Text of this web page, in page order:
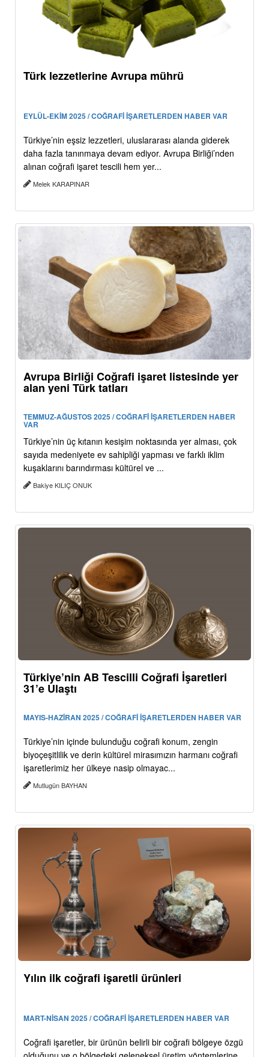
Türk lezzetlerine Avrupa mührü
EYLÜL-EKİM 2025 / COĞRAFİ İŞARETLERDEN HABER VAR
Türkiye’nin eşsiz lezzetleri, uluslararası alanda giderek
daha fazla tanınmaya devam ediyor. Avrupa Birliği’nden
alınan coğrafi işaret tescili hem yer...
Melek KARAPINAR
Avrupa Birliği Coğrafi işaret listesinde yer
alan yeni Türk tatları
TEMMUZ-AĞUSTOS 2025 / COĞRAFİ İŞARETLERDEN HABER
VAR
Türkiye’nin üç kıtanın kesişim noktasında yer alması, çok
sayıda medeniyete ev sahipliği yapması ve farklı iklim
kuşaklarını barındırması kültürel ve ...
Bakiye KILIÇ ONUK
Türkiye’nin AB Tescilli Coğrafi İşaretleri
31’e Ulaştı
MAYIS-HAZİRAN 2025 / COĞRAFİ İŞARETLERDEN HABER VAR
Türkiye’nin içinde bulunduğu coğrafi konum, zengin
biyoçeşitlilik ve derin kültürel mirasımızın harmanı coğrafi
işaretlerimiz her ülkeye nasip olmayac...
Mutlugün BAYHAN
Yılın ilk coğrafi işaretli ürünleri
MART-NİSAN 2025 / COĞRAFİ İŞARETLERDEN HABER VAR
Coğrafi işaretler, bir ürünün belirli bir coğrafi bölgeye özgü